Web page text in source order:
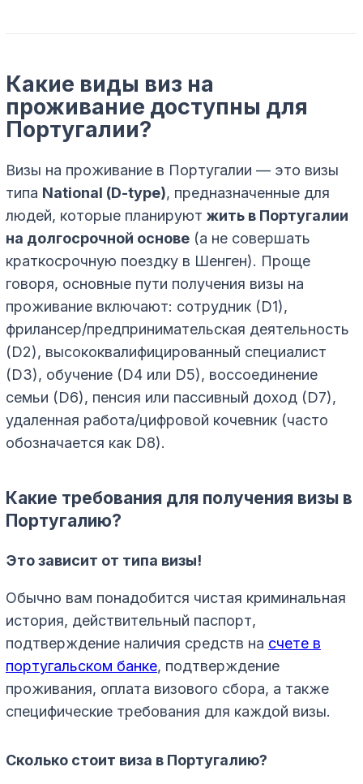
Какие виды виз на
проживание доступны для
Португалии?
Визы на проживание в Португалии — это визы
типа National (D-type), предназначенные для
людей, которые планируют жить в Португалии
на долгосрочной основе (а не совершать
краткосрочную поездку в Шенген). Проще
говоря, основные пути получения визы на
проживание включают: сотрудник (D1),
фрилансер/предпринимательская деятельность
(D2), высококвалифицированный специалист
(D3), обучение (D4 или D5), воссоединение
семьи (D6), пенсия или пассивный доход (D7),
удаленная работа/цифровой кочевник (часто
обозначается как D8).
Какие требования для получения визы в
Португалию?
Это зависит от типа визы!
Обычно вам понадобится чистая криминальная
история, действительный паспорт,
подтверждение наличия средств на счете в
португальском банке, подтверждение
проживания, оплата визового сбора, а также
специфические требования для каждой визы.
Сколько стоит виза в Португалию?